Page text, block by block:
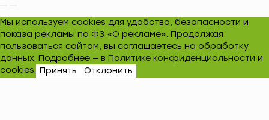
Мы используем cookies для удобства, безопасности и
показа рекламы по ФЗ «О рекламе». Продолжая
пользоваться сайтом, вы соглашаетесь на обработку
данных. Подробнее — в Политике конфиденциальности и
cookies. Принять Отклонить